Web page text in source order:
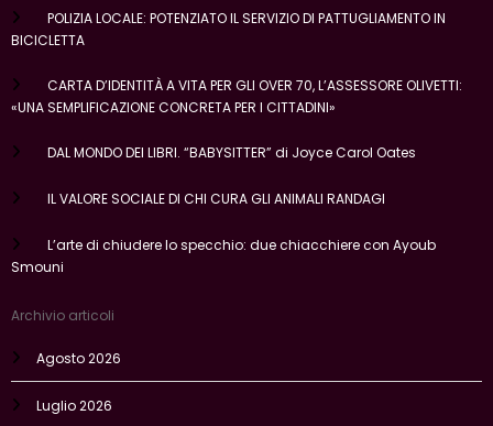
POLIZIA LOCALE: POTENZIATO IL SERVIZIO DI PATTUGLIAMENTO IN
BICICLETTA
CARTA D’IDENTITÀ A VITA PER GLI OVER 70, L’ASSESSORE OLIVETTI:
«UNA SEMPLIFICAZIONE CONCRETA PER I CITTADINI»
DAL MONDO DEI LIBRI. “BABYSITTER” di Joyce Carol Oates
IL VALORE SOCIALE DI CHI CURA GLI ANIMALI RANDAGI
L’arte di chiudere lo specchio: due chiacchiere con Ayoub
Smouni
Archivio articoli
Agosto 2026
Luglio 2026